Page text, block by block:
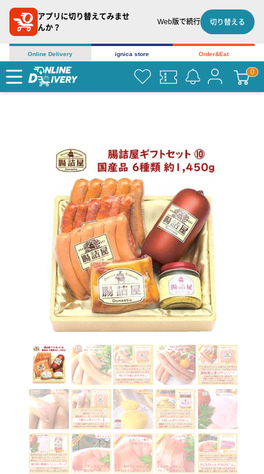
アプリに切り替えてみませ
んか？
Web版で続行 切り替える
Online Delivery ignica store Order&Eat